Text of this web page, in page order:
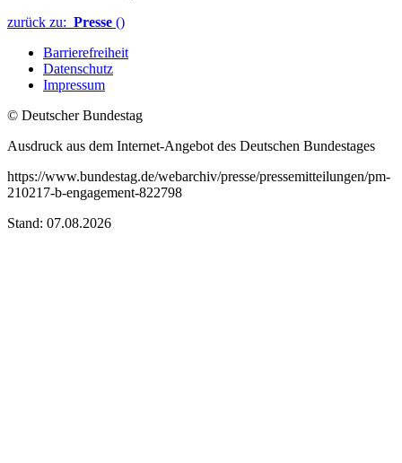
zurück zu: Presse ()
Barrierefreiheit
Datenschutz
Impressum
© Deutscher Bundestag
Ausdruck aus dem Internet-Angebot des Deutschen Bundestages
https://www.bundestag.de/webarchiv/presse/pressemitteilungen/pm-
210217-b-engagement-822798
Stand: 07.08.2026